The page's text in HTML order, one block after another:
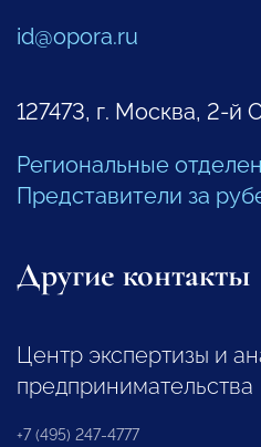
id@opora.ru
127473, г. Москва, 2-й
Региональные
Представители за
Другие контакты
Центр экспертизы и
предпринимательства
+7 (495) 247-4777